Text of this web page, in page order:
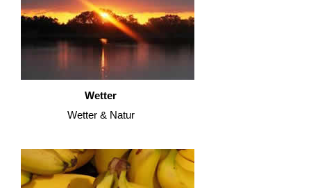
Wetter
Wetter & Natur